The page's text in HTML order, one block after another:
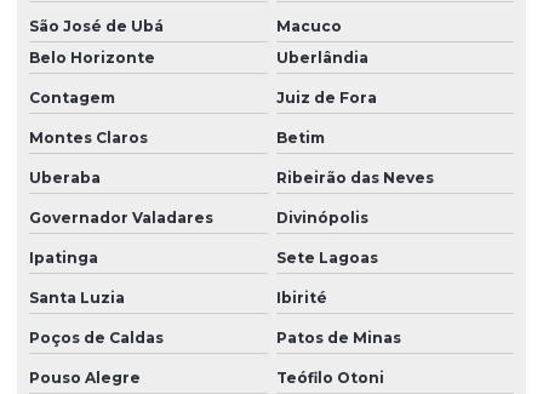
São José de Ubá
Macuco
Belo Horizonte
Uberlândia
Contagem Juiz de Fora
Montes Claros Betim
Uberaba Ribeirão das Neves
Governador Valadares Divinópolis
Ipatinga Sete Lagoas
Santa Luzia Ibirité
Poços de Caldas Patos de Minas
Pouso Alegre Teófilo Otoni